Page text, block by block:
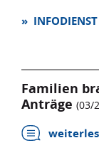
»
Familien
Anträge (03/